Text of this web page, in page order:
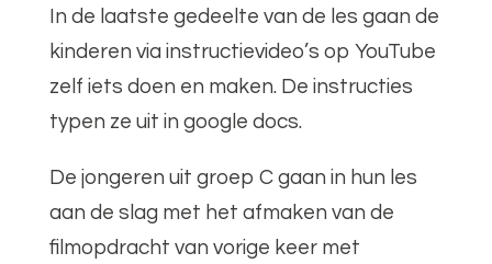
In de laatste gedeelte van de les gaan de
kinderen via instructievideo’s op YouTube
zelf iets doen en maken. De instructies
typen ze uit in google docs.
De jongeren uit groep C gaan in hun les
aan de slag met het afmaken van de
filmopdracht van vorige keer met